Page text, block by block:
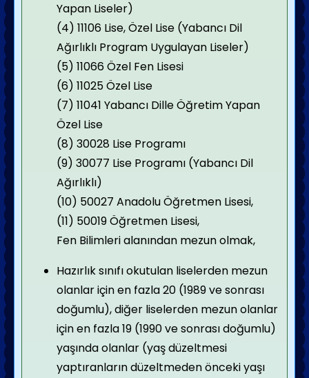
Yapan Liseler)
(4) 11106 Lise, Özel Lise (Yabancı Dil
Ağırlıklı Program Uygulayan Liseler)
(5) 11066 Özel Fen Lisesi
(6) 11025 Özel Lise
(7) 11041 Yabancı Dille Öğretim Yapan
Özel Lise
(8) 30028 Lise Programı
(9) 30077 Lise Programı (Yabancı Dil
Ağırlıklı)
(10) 50027 Anadolu Öğretmen Lisesi,
(11) 50019 Öğretmen Lisesi,
Fen Bilimleri alanından mezun olmak,
Hazırlık sınıfı okutulan liselerden mezun
olanlar için en fazla 20 (1989 ve sonrası
doğumlu), diğer liselerden mezun olanlar
için en fazla 19 (1990 ve sonrası doğumlu)
yaşında olanlar (yaş düzeltmesi
yaptıranların düzeltmeden önceki yaşı